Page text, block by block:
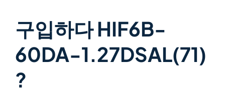
구입하다 HIF6B-
60DA-1.27DSAL(71)
?